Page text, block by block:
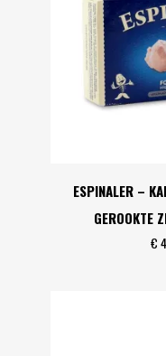
ESPINALER –
GEROOKTE
€